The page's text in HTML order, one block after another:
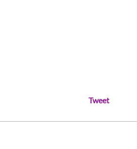
Tweet